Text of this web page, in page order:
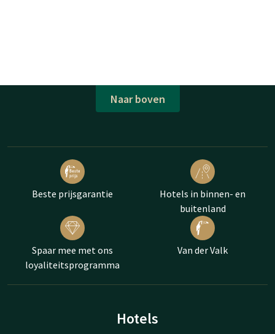
Naar boven
Beste prijsgarantie
Hotels in binnen- en
buitenland
Spaar mee met ons
loyaliteitsprogramma
Van der Valk
Hotels